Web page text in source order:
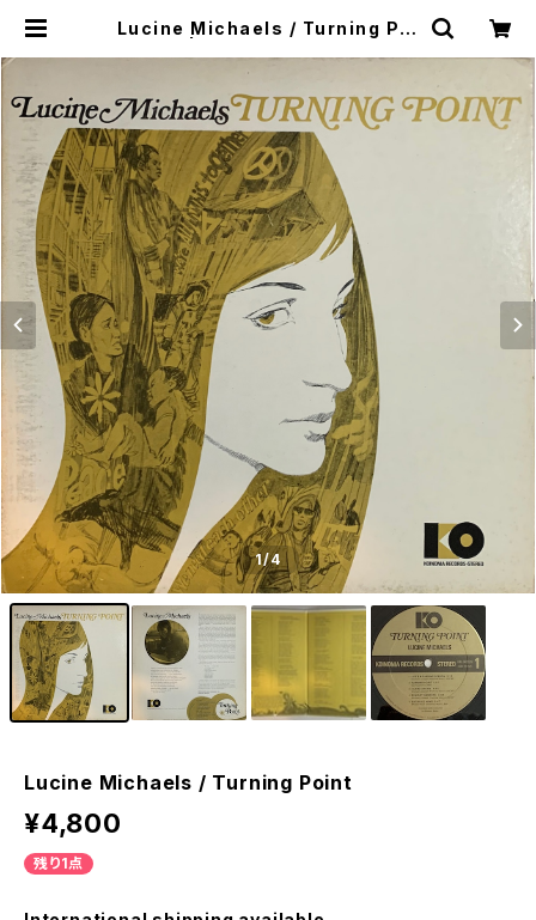
Lucine Michaels / Turning Poi
1/4
Lucine Michaels / Turning Point
¥4,800
残り1点